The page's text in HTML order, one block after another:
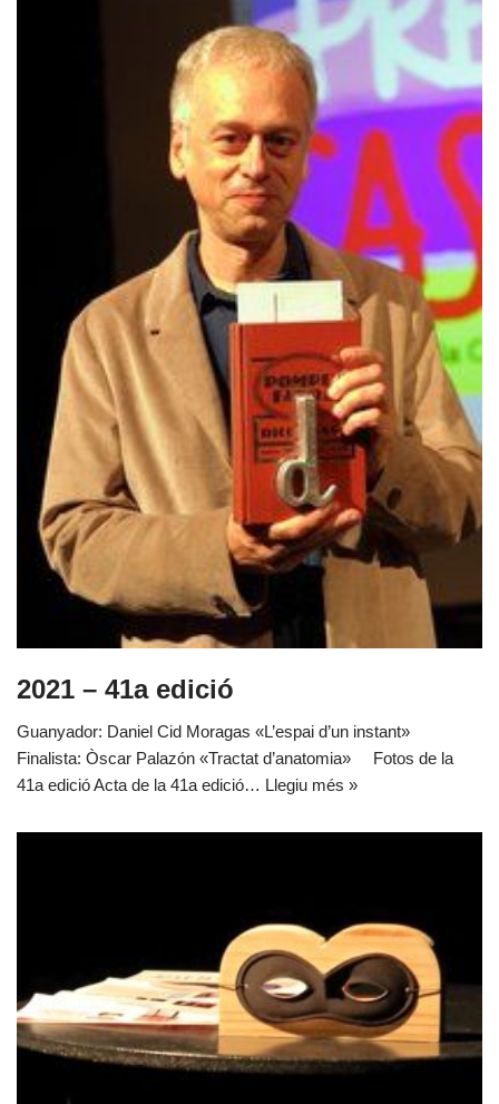
2021 – 41a edició
Guanyador: Daniel Cid Moragas «L’espai d’un instant»
Finalista: Òscar Palazón «Tractat d’anatomia» Fotos de la
41a edició Acta de la 41a edició… Llegiu més »